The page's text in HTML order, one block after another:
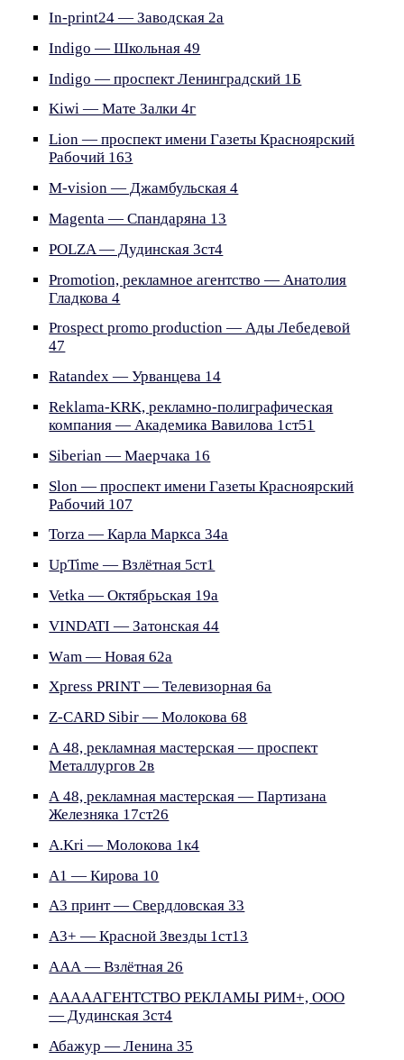
In-print24 — Заводская 2а
Indigo — Школьная 49
Indigo — проспект Ленинградский 1Б
Kiwi — Мате Залки 4г
Lion — проспект имени Газеты Красноярский
Рабочий 163
M-vision — Джамбульская 4
Magenta — Спандаряна 13
POLZA — Дудинская 3ст4
Promotion, рекламное агентство — Анатолия
Гладкова 4
Prospect promo production — Ады Лебедевой
47
Ratandex — Урванцева 14
Reklama-KRK, рекламно-полиграфическая
компания — Академика Вавилова 1ст51
Siberian — Маерчака 16
Slon — проспект имени Газеты Красноярский
Рабочий 107
Torza — Карла Маркса 34а
UpTime — Взлётная 5ст1
Vetka — Октябрьская 19а
VINDATI — Затонская 44
Wаm — Новая 62а
Xpress PRINT — Телевизорная 6а
Z-CARD Sibir — Молокова 68
А 48, рекламная мастерская — проспект
Металлургов 2в
А 48, рекламная мастерская — Партизана
Железняка 17ст26
А.Kri — Молокова 1к4
А1 — Кирова 10
А3 принт — Свердловская 33
А3+ — Красной Звезды 1ст13
ААА — Взлётная 26
АААААГЕНТСТВО РЕКЛАМЫ РИМ+, ООО
— Дудинская 3ст4
Абажур — Ленина 35